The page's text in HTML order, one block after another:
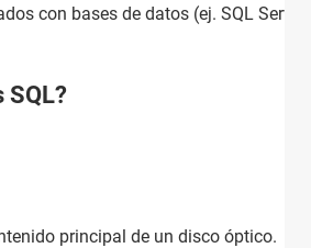
con bases de datos (ej. SQL Server),
SQL?
principal de un disco óptico.